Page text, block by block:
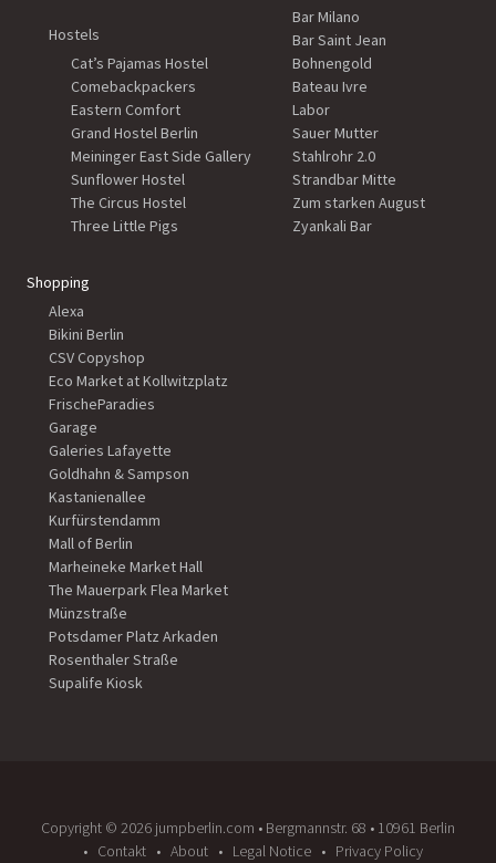
Hostels
Cat’s Pajamas Hostel
Comebackpackers
Eastern Comfort
Grand Hostel Berlin
Meininger East Side Gallery
Sunflower Hostel
The Circus Hostel
Three Little Pigs
Bar Milano
Bar Saint Jean
Bohnengold
Bateau Ivre
Labor
Sauer Mutter
Stahlrohr 2.0
Strandbar Mitte
Zum starken August
Zyankali Bar
Shopping
Alexa
Bikini Berlin
CSV Copyshop
Eco Market at Kollwitzplatz
FrischeParadies
Garage
Galeries Lafayette
Goldhahn & Sampson
Kastanienallee
Kurfürstendamm
Mall of Berlin
Marheineke Market Hall
The Mauerpark Flea Market
Münzstraße
Potsdamer Platz Arkaden
Rosenthaler Straße
Supalife Kiosk
Copyright ©️ 2026 jumpberlin.com • Bergmannstr. 68 • 10961 Berlin
Contakt
About Legal Notice Privacy Policy